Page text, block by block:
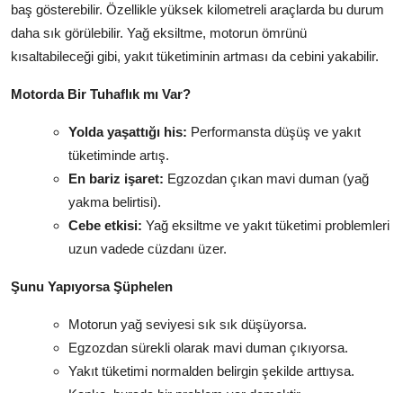
baş gösterebilir. Özellikle yüksek kilometreli araçlarda bu durum
daha sık görülebilir. Yağ eksiltme, motorun ömrünü
kısaltabileceği gibi, yakıt tüketiminin artması da cebini yakabilir.
Motorda Bir Tuhaflık mı Var?
Yolda yaşattığı his: Performansta düşüş ve yakıt
tüketiminde artış.
En bariz işaret: Egzozdan çıkan mavi duman (yağ
yakma belirtisi).
Cebe etkisi: Yağ eksiltme ve yakıt tüketimi problemleri
uzun vadede cüzdanı üzer.
Şunu Yapıyorsa Şüphelen
Motorun yağ seviyesi sık sık düşüyorsa.
Egzozdan sürekli olarak mavi duman çıkıyorsa.
Yakıt tüketimi normalden belirgin şekilde arttıysa.